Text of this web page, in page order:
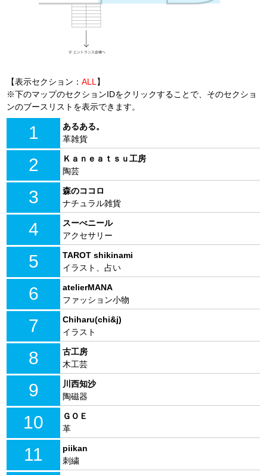
【表示セクション：ALL 】
※下のマップのセクションIDをクリックすることで、そのセクショ
ンのブースリストを表示できます。
1
あるある。
革雑貨
2
Ｋａｎｅａｔｓｕ工房
陶芸
3
森のココロ
ナチュラル雑貨
4
スーべニール
アクセサリー
5
TAROT shikinami
イラスト、占い
6
atelierMANA
ファッション小物
7
Chiharu(chi&j)
イラスト
8
古工房
木工芸
9
川西知沙
陶磁器
10
ＧＯＥ
革
11
piikan
刺繍